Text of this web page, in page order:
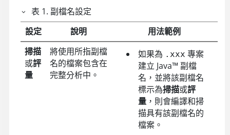
表 1. 副檔名設定
設定
說明
用法範例
掃描
或評
量
將使用所指副檔
名的檔案包含在
完整分析中。
如果為 .xxx 專案
建立 Java™ 副檔
名，並將該副檔名
標示為掃描或評
量，則會編譯和掃
描具有該副檔名的
檔案。